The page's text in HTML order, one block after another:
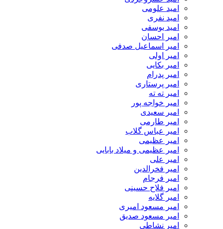
امید علومی
امید نفری
امید یوسفی
امیر احسان
امیر اسماعیل صدفی
امیر اولی
امیر بکایی
امیر پدرام
امیر پرستاری
امیر ته ته
امیر خواجه پور
امیر سعیدی
امیر طارمی
امیر عباس گلاب
امیر عظیمی
امیر عظیمی و میلاد بابایی
امیر علی
امیر فخرالدین
امیر فرجام
امیر فلاح حسینی
امیر گلایه
امیر مسعود امیری
امیر مسعود صدیق
امیر نشاطی